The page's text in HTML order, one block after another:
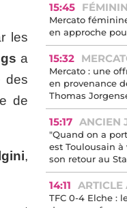
les
a
des
de
,
15:45
Mercato
en approche
15:32
Mercato : une
en provenance
Thomas
15:17 ANCIEN
"Quand on a
est Toulousain à
son retour au
14:11 ARTICLE
TFC 0-4 Elche :